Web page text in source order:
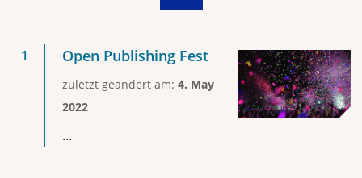
Open Publishing Fest
zuletzt geändert am: 4. May
2022
...